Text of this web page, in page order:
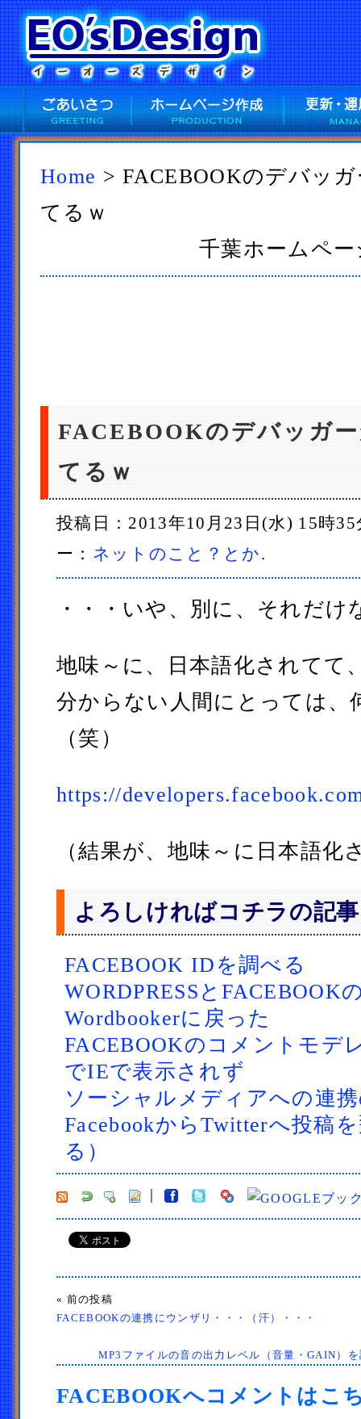
Home > FACEBOOKのデバッ
てるｗ
千葉ホームペー
FACEBOOKのデバッガ
てるｗ
投稿日：2013年10月23日(水) 15時
ー： ネットのこと？とか.
・・・いや、別に、それだけ
地味～に、日本語化されてて
分からない人間にとっては、
（笑）
https://
（結果が、地味～に日本語化
よろしければコチラの記
FACEBOOK IDを調べる
WORDPRESSとFACEBOOK
Wordbookerに戻った
FACEBOOKのコメントモデ
でIEで表示されず
ソーシャルメディアへの連
FacebookからTwitterへ投稿
る）
« 前の投稿
FACEBOOKの連携にウンザリ・・・（汗）・・・
MP3ファイルの音の出力レベル（音量・GAIN）
FACEBOOKへコメントはこ